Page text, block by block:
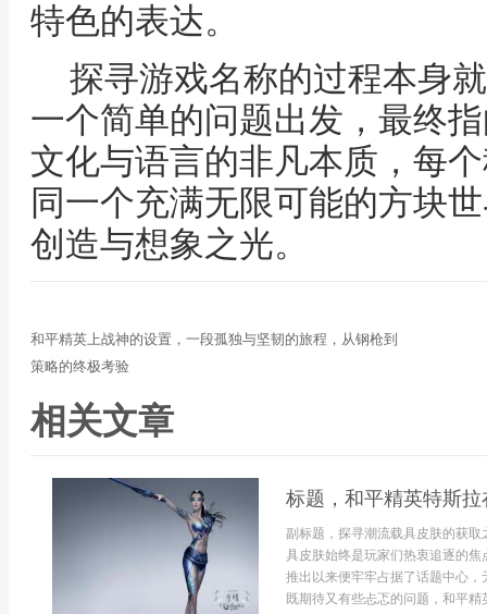
特色的表达。
探寻游戏名称的过程本身
一个简单的问题出发，最终
文化与语言的非凡本质，每
同一个充满无限可能的方块
创造与想象之光。
和平精英上战神的设置，一段孤独与坚韧的旅程，从钢枪到
策略的终极考验
相关文章
标题，和平精英特斯
副标题，探寻潮流载具皮肤的获
具皮肤始终是玩家们热衷追逐的
推出以来便牢牢占据了话题中心
既期待又有些忐忑的问题，和平